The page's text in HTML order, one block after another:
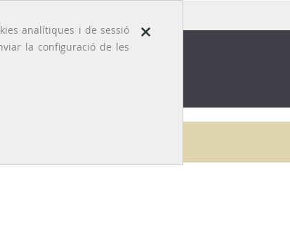
×
analítiques i de sessió
la configuració de les